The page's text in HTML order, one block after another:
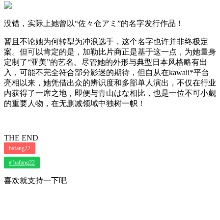
没错，实际上她曾以“佐々仓アミ”的名字发行作品！
暂且不论她为何转型为冲浪选手，这个名字也许并非终极定
案。但可以肯定的是，加勒比片商正是基于这一点，为她量身
定制了“亚美”的艺名。尽管她的外形与典型日本风格略有出
入，可能不完全符合部分影迷的期待，但自从在kawaii*平台
亮相以来，她凭借出众的辨识度和多部单人演出，不仅在行业
内获得了一席之地，即便与青山はな相比，也是一位不可小觑
的重要人物，在无删减领域中独树一帜！
THE END
bafang22
# bafang22
喜欢就支持一下吧